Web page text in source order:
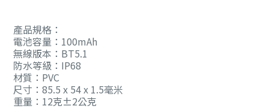
產品規格：
電池容量：100mAh
無線版本：BT5.1
防水等級：IP68
材質：PVC
尺寸：85.5 x 54 x 1.5毫米
重量：12克±2公克